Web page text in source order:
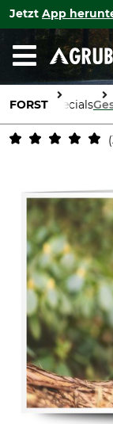
Jetzt App
FORST Specials